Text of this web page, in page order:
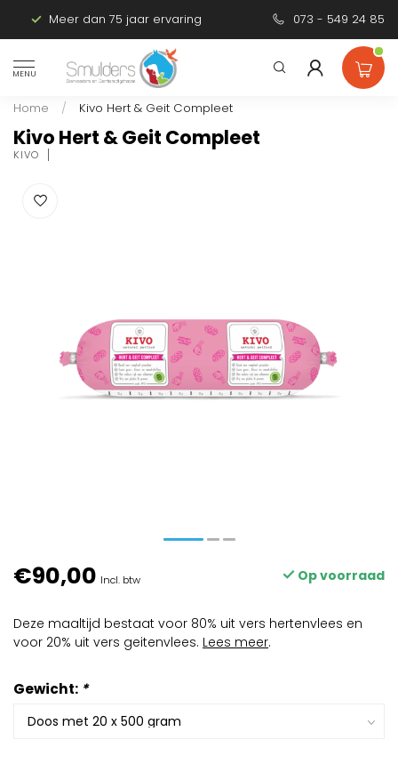
Meer dan 75 jaar ervaring Persoonlijk
073 - 549 24 85
MENU
Home / Kivo Hert & Geit Compleet
Kivo Hert & Geit Compleet
KIVO
€90,00 Incl. btw Op voorraad
Deze maaltijd bestaat voor 80% uit vers hertenvlees en
voor 20% uit vers geitenvlees. Lees meer.
Gewicht: *